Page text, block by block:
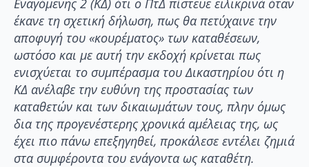
έκανε τη σχετική δήλωση, πως θα πετύχαινε την
αποφυγή του «κουρέματος» των καταθέσεων,
ωστόσο και με αυτή την εκδοχή κρίνεται πως
ενισχύεται το συμπέρασμα του Δικαστηρίου ότι η
ΚΔ ανέλαβε την ευθύνη της προστασίας των
καταθετών και των δικαιωμάτων τους, πλην όμως
δια της προγενέστερης χρονικά αμέλειας της, ως
έχει πιο πάνω επεξηγηθεί, προκάλεσε εντέλει ζημιά
στα συμφέροντα του ενάγοντα ως καταθέτη.